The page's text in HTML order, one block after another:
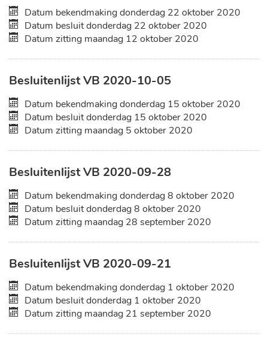
Datum bekendmakingdonderdag 22 oktober 2020
Datum besluitdonderdag 22 oktober 2020
Datum zitting maandag 12 oktober 2020
Besluitenlijst VB 2020-10-05
Datum bekendmakingdonderdag 15 oktober 2020
Datum besluitdonderdag 15 oktober 2020
Datum zitting maandag 5 oktober 2020
Besluitenlijst VB 2020-09-28
Datum bekendmakingdonderdag 8 oktober 2020
Datum besluitdonderdag 8 oktober 2020
Datum zitting maandag 28 september 2020
Besluitenlijst VB 2020-09-21
Datum bekendmakingdonderdag 1 oktober 2020
Datum besluitdonderdag 1 oktober 2020
Datum zitting maandag 21 september 2020